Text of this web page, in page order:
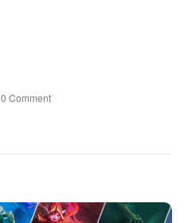
0 Comment